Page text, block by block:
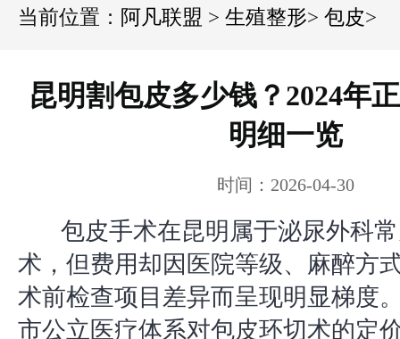
当前位置： 阿凡联盟 > 生殖整形> 包皮>
昆明割包皮多少钱？2024年
明细一览
时间：2026-04-30
包皮手术在昆明属于泌尿外科
术，但费用却因医院等级、麻醉方
术前检查项目差异而呈现明显梯度
市公立医疗体系对包皮环切术的定